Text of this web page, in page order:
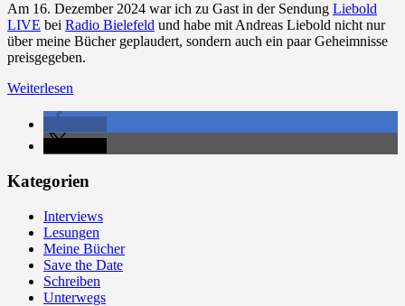
Am 16. Dezember 2024 war ich zu Gast in der Sendung Liebold
LIVE bei Radio Bielefeld und habe mit Andreas Liebold nicht nur
über meine Bücher geplaudert, sondern auch ein paar Geheimnisse
preisgegeben.
Weiterlesen
Kategorien
Interviews
Lesungen
Meine Bücher
Save the Date
Schreiben
Unterwegs